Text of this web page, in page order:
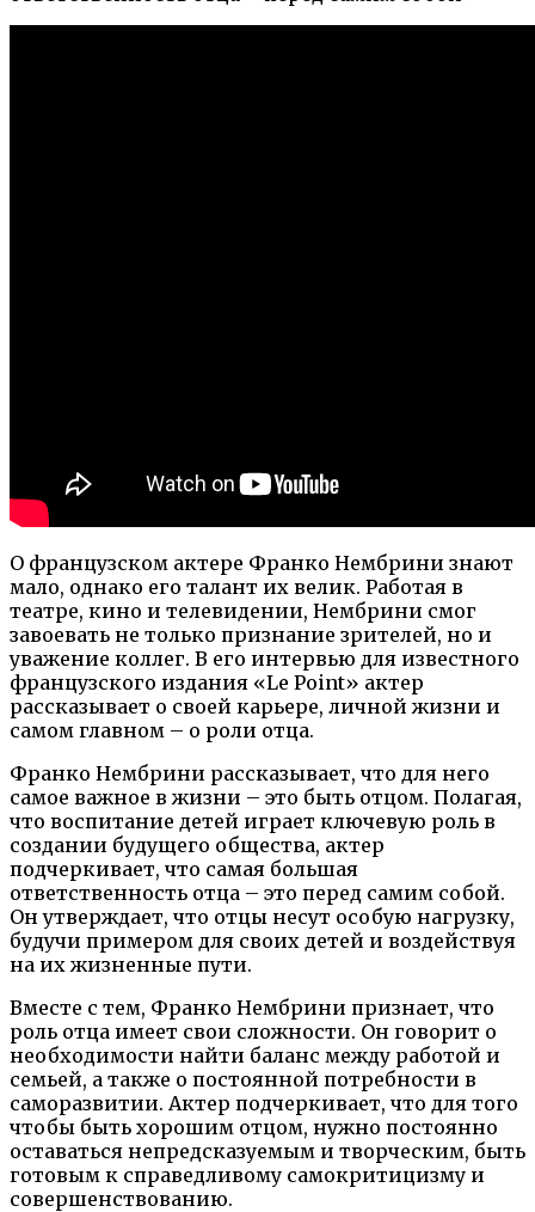
О французском актере Франко Нембрини знают
мало, однако его талант их велик. Работая в
театре, кино и телевидении, Нембрини смог
завоевать не только признание зрителей, но и
уважение коллег. В его интервью для известного
французского издания «Le Point» актер
рассказывает о своей карьере, личной жизни и
самом главном – о роли отца.
Франко Нембрини рассказывает, что для него
самое важное в жизни – это быть отцом. Полагая,
что воспитание детей играет ключевую роль в
создании будущего общества, актер
подчеркивает, что самая большая
ответственность отца – это перед самим собой.
Он утверждает, что отцы несут особую нагрузку,
будучи примером для своих детей и воздействуя
на их жизненные пути.
Вместе с тем, Франко Нембрини признает, что
роль отца имеет свои сложности. Он говорит о
необходимости найти баланс между работой и
семьей, а также о постоянной потребности в
саморазвитии. Актер подчеркивает, что для того
чтобы быть хорошим отцом, нужно постоянно
оставаться непредсказуемым и творческим, быть
готовым к справедливому самокритицизму и
совершенствованию.